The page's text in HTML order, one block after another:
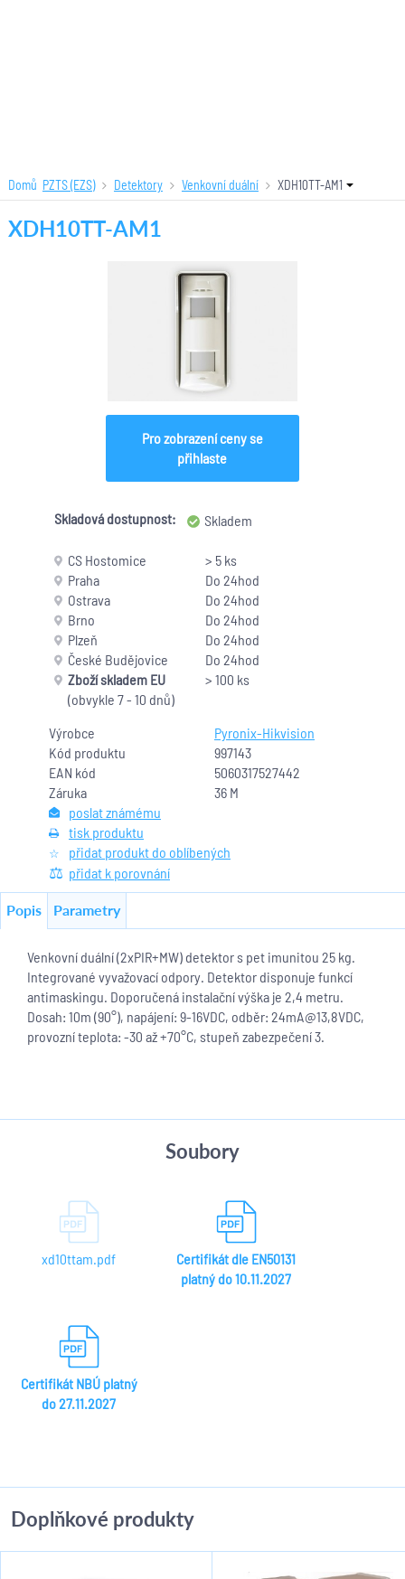
Domů PZTS (EZS) Detektory Venkovní duální XDH10TT-AM1
XDH10TT-AM1
Výrobce
Pyronix-Hikvision
Kód produktu
997143
EAN kód
5060317527442
Záruka
36 M
poslat známému
tisk produktu
přidat produkt do oblíbených
přidat k porovnání
Pro zobrazení ceny se
přihlaste
Skladová dostupnost: Skladem
CS Hostomice
> 5 ks
Praha
Do 24hod
Ostrava
Do 24hod
Brno
Do 24hod
Plzeň
Do 24hod
České Budějovice
Do 24hod
Zboží skladem EU
(obvykle 7 - 10 dnů)
> 100 ks
Popis Parametry
Venkovní duální (2xPIR+MW) detektor s pet imunitou 25 kg.
Integrované vyvažovací odpory. Detektor disponuje funkcí
antimaskingu. Doporučená instalační výška je 2,4 metru.
Dosah: 10m (90°), napájení: 9-16VDC, odběr: 24mA@13,8VDC,
provozní teplota: -30 až +70°C, stupeň zabezpečení 3.
Soubory
xd10ttam.pdf
Certifikát dle EN50131
platný do 10.11.2027
Certifikát NBÚ platný
do 27.11.2027
Doplňkové produkty